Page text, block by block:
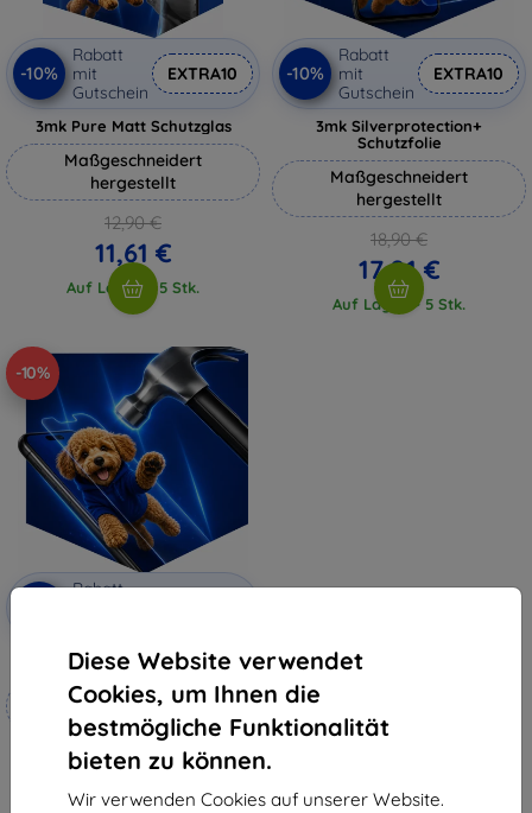
Diese Website verwendet
Cookies, um Ihnen die
bestmögliche Funktionalität
bieten zu können.
Wir verwenden Cookies auf unserer Website.
-10%
Rabatt
mit
Gutschein
EXTRA10
3mk Pure Matt Schutzglas
Maßgeschneidert
hergestellt
12,90 €
11,61 €
Auf Lager > 5 Stk.
-10%
Rabatt
mit
Gutschein
EXTRA10
3mk Silverprotection+
Schutzfolie
Maßgeschneidert
hergestellt
18,90 €
17,01 €
Auf Lager > 5 Stk.
-10%
Rabatt
3mk Hammer Schutzfolie
Maßgeschneidert
hergestellt
19,90 €
17,91 €